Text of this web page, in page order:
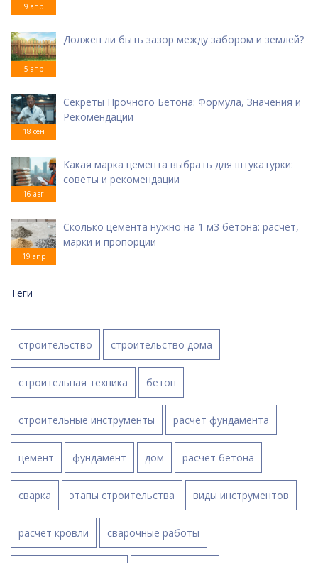
9 апр
5 апр
Должен ли быть зазор между забором и землей?
18 сен
Секреты Прочного Бетона: Формула, Значения и
Рекомендации
16 авг
Какая марка цемента выбрать для штукатурки:
советы и рекомендации
19 апр
Сколько цемента нужно на 1 м3 бетона: расчет,
марки и пропорции
Теги
строительство строительство дома
строительная техника бетон
строительные инструменты расчет фундамента
цемент фундамент дом расчет бетона
сварка этапы строительства виды инструментов
расчет кровли сварочные работы